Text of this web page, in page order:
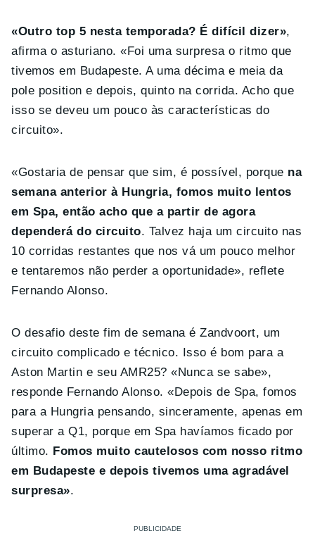
«Outro top 5 nesta temporada? É difícil dizer»,
afirma o asturiano. «Foi uma surpresa o ritmo que
tivemos em Budapeste. A uma décima e meia da
pole position e depois, quinto na corrida. Acho que
isso se deveu um pouco às características do
circuito».
«Gostaria de pensar que sim, é possível, porque na
semana anterior à Hungria, fomos muito lentos
em Spa, então acho que a partir de agora
dependerá do circuito. Talvez haja um circuito nas
10 corridas restantes que nos vá um pouco melhor
e tentaremos não perder a oportunidade», reflete
Fernando Alonso.
O desafio deste fim de semana é Zandvoort, um
circuito complicado e técnico. Isso é bom para a
Aston Martin e seu AMR25? «Nunca se sabe»,
responde Fernando Alonso. «Depois de Spa, fomos
para a Hungria pensando, sinceramente, apenas em
superar a Q1, porque em Spa havíamos ficado por
último. Fomos muito cautelosos com nosso ritmo
em Budapeste e depois tivemos uma agradável
surpresa».